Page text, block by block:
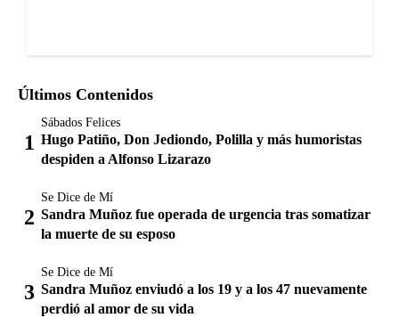
Últimos Contenidos
Sábados Felices
Hugo Patiño, Don Jediondo, Polilla y más humoristas
despiden a Alfonso Lizarazo
Se Dice de Mí
Sandra Muñoz fue operada de urgencia tras somatizar
la muerte de su esposo
Se Dice de Mí
Sandra Muñoz enviudó a los 19 y a los 47 nuevamente
perdió al amor de su vida